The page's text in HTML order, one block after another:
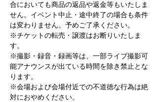
合においても商品の返品や返金等もいたしま
せん。イベント中止・途中終了の場合も条件
は変わりません。予めご了承ください。
※チケットの転売・譲渡はお断りいたしま
す。
※撮影・録音・録画等は、一部ライブ撮影可
能アナウンスが出ている時間を除き禁止とな
ります。
※会場および会場付近での不道徳な行為は絶
対におやめください。